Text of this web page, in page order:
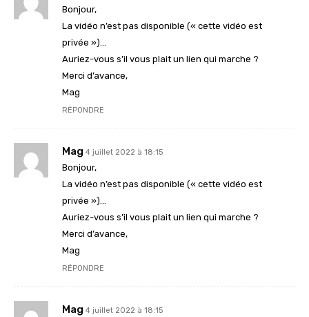
Bonjour,
La vidéo n’est pas disponible (« cette vidéo est
privée »)…
Auriez-vous s’il vous plait un lien qui marche ?
Merci d’avance,
Mag
RÉPONDRE
Mag 4 juillet 2022 à 18:15
Bonjour,
La vidéo n’est pas disponible (« cette vidéo est
privée »)…
Auriez-vous s’il vous plait un lien qui marche ?
Merci d’avance,
Mag
RÉPONDRE
Mag 4 juillet 2022 à 18:15